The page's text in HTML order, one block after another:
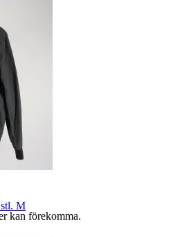
kan förekomma.
stl. M